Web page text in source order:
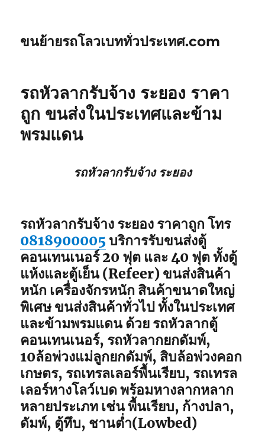
ขนย้ายรถโลวเบททั่วประเทศ.com
รถหัวลากรับจ้าง ระยอง ราคา
ถูก ขนส่งในประเทศและข้าม
พรมแดน
รถหัวลากรับจ้าง ระยอง
รถหัวลากรับจ้าง ระยอง ราคาถูก โทร
0818900005 บริการรับขนส่งตู้
คอนเทนเนอร์ 20 ฟุต และ 40 ฟุต ทั้งตู้
แห้งและตู้เย็น (Refeer) ขนส่งสินค้า
หนัก เครื่องจักรหนัก สินค้าขนาดใหญ่
พิเศษ ขนส่งสินค้าทั่วไป ทั้งในประเทศ
และข้ามพรมแดน ด้วย รถหัวลากตู้
คอนเทนเนอร์, รถหัวลากยกดัมพ์,
10ล้อพ่วงแม่ลูกยกดัมพ์, สิบล้อพ่วงคอก
เกษตร, รถเทรลเลอร์พื้นเรียบ, รถเทรล
เลอร์หางโลว์เบด พร้อมหางลากหลาก
หลายประเภท เช่น พื้นเรียบ, ก้างปลา,
ดัมพ์, ตู้ทึบ, ชานต่ำ(Lowbed)